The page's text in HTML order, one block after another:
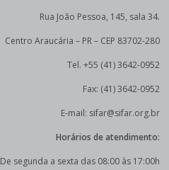
Rua João Pessoa, 145, sala 34.
Centro Araucária – PR – CEP 83702-280
Tel. +55 (41) 3642-0952
Fax: (41) 3642-0952
E-mail: sifar@sifar.org.br
Horários de atendimento:
De segunda a sexta das 08:00 às 17:00h